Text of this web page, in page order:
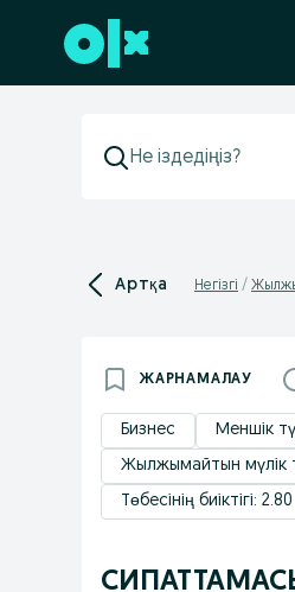
Төменгі деректемеге өту
Артқа Негізгі
ЖАРНАМАЛАУ
Бизнес Меншік
Жылжымайтын мүлік
Төбесінің биіктігі: 2.80